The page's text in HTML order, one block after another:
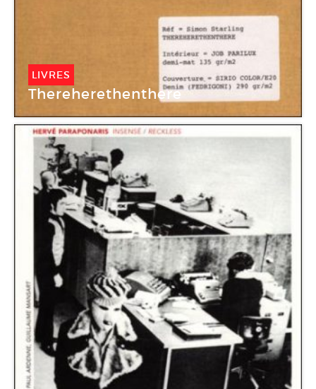
LIVRES
Thereherethenthere